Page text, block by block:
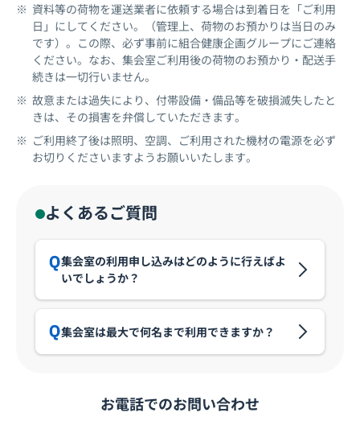
資料等の荷物を運送業者に依頼する場合は到着日を「ご利用
日」にしてください。（管理上、荷物のお預かりは当日のみ
です）。この際、必ず事前に組合健康企画グループにご連絡
ください。なお、集会室ご利用後の荷物のお預かり・配送手
続きは一切行いません。
故意または過失により、付帯設備・備品等を破損滅失したと
きは、その損害を弁償していただきます。
ご利用終了後は照明、空調、ご利用された機材の電源を必ず
お切りくださいますようお願いいたします。
よくあるご質問
集会室の利用申し込みはどのように行えばよ
いでしょうか？
集会室は最大で何名まで利用できますか？
お電話でのお問い合わせ